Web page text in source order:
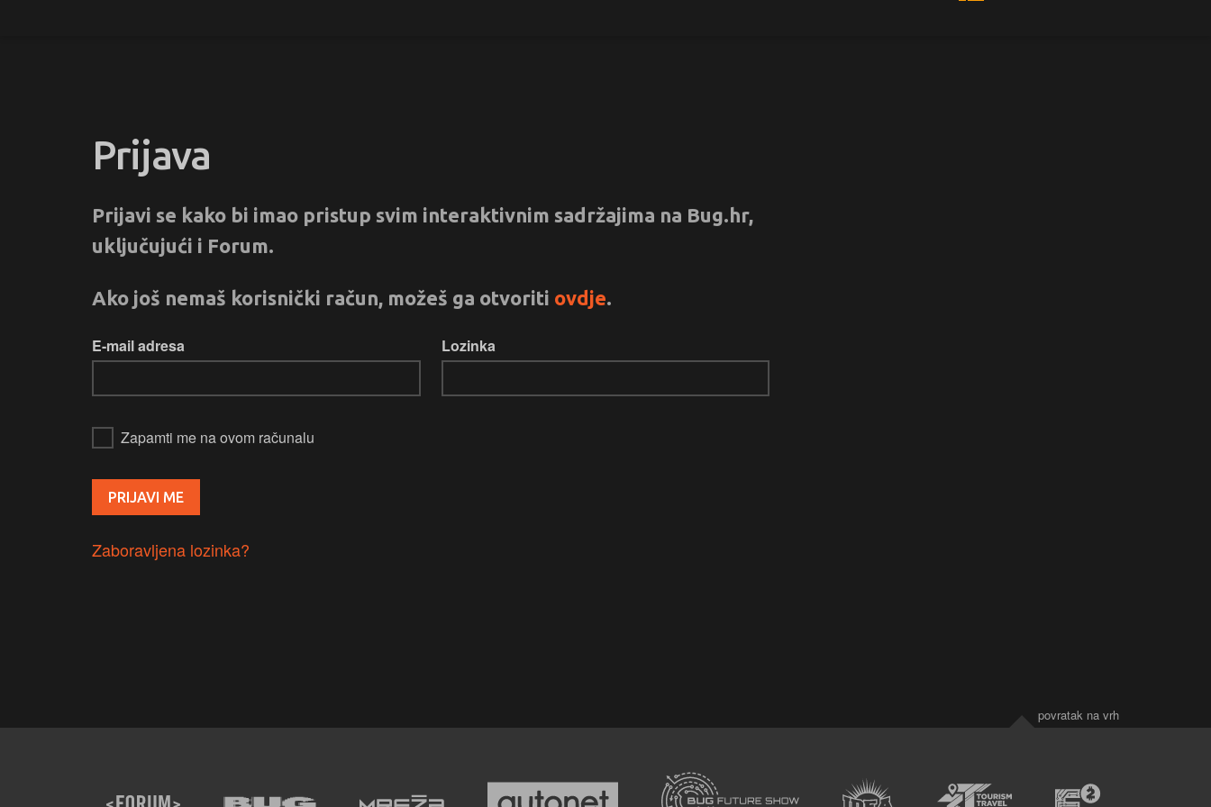
Prijava
Prijavi se kako bi imao pristup svim interaktivnim sadržajima na Bug.hr,
uključujući i Forum.
Ako još nemaš korisnički račun, možeš ga otvoriti ovdje.
E-mail adresa Lozinka
Zapamti me na ovom računalu
Zaboravljena lozinka?
povratak na vrh